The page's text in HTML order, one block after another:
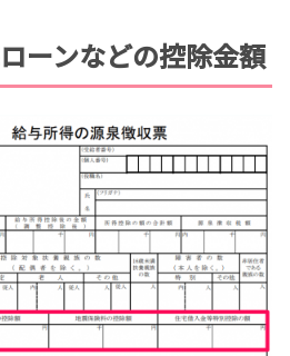
ーンなどの控除金額